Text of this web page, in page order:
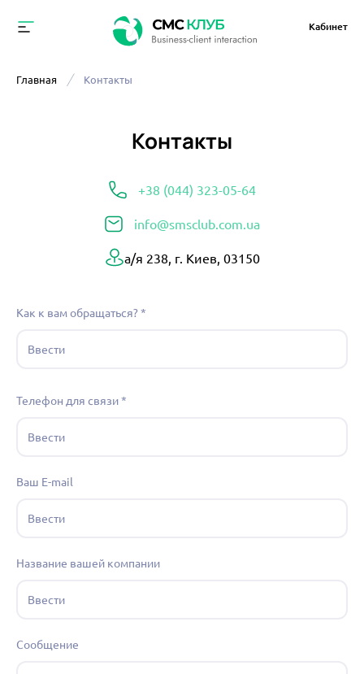
Кабинет
Главная Контакты
Контакты
+38 (044) 323-05-64
info@smsclub.com.ua
а/я 238, г. Киев, 03150
Как к вам обращаться?*
Телефон для связи*
Ваш E-mail
Название вашей компании
Сообщение